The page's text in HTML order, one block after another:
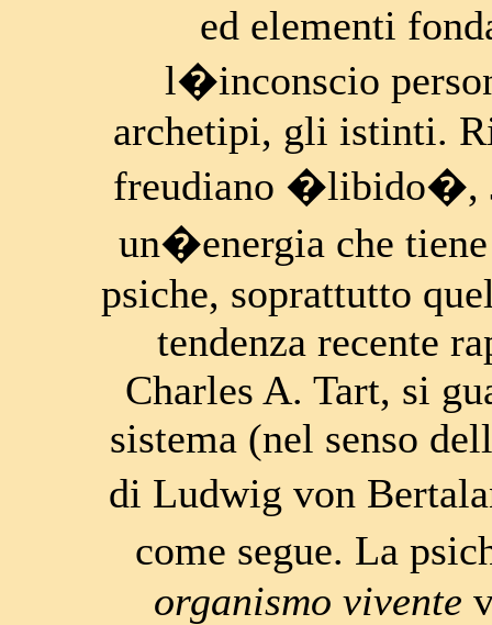
ed elementi
l�inconscio
archetipi, gli istinti.
freudiano �libido�,
un�energia che
psiche, soprattutto
tendenza recente
Charles A. Tart, si
sistema (nel senso
di Ludwig von
come segue. La
organismo vivente